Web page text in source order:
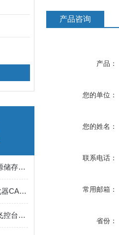
电池检测设备在环保和能源储存领域的作用
GB/T18801-2015 空气净化器CADR环境测试舱
一文读懂无人机多自由度飞控台适用场景与操作注意要点
产品咨询
产品：
您的单位：
您的姓名：
联系电话：
常用邮箱：
省份：